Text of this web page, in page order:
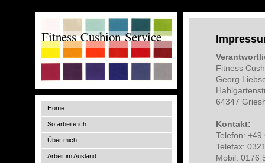
Fitness Cushion Service
Home
So arbeite ich
Über mich
Arbeit im Ausland
Fitness
Georg
64347
Kontakt:
Telefon:
Telefax:
Mobil: 0176